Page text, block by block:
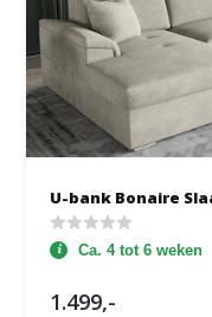
U-bank Bonaire
Ca. 4 tot 6 weken
1.499,-